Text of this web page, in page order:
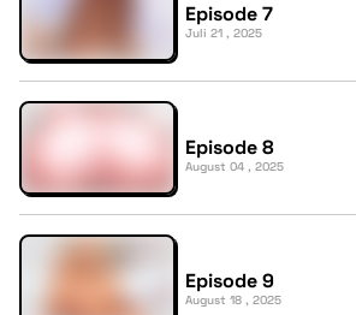
Episode 7
Juli 21 , 2025
Episode 8
August 04 , 2025
Episode 9
August 18 , 2025